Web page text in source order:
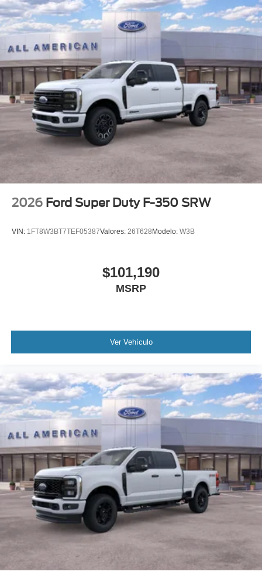
Wheels w/Hub Covers
Wheels: 17" Steel w/Sparkle Silver Painted Cover
2026 Ford Super Duty F-350 SRW
VIN: 1FT8W3BT7TEF05387Valores: 26T628 Modelo: W3B
$101,190
MSRP
Ver Vehículo